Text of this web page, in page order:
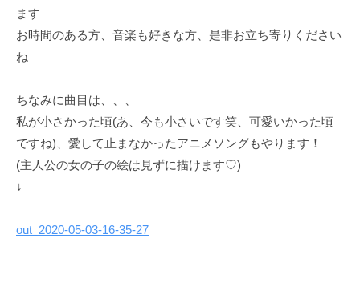
ます
お時間のある方、音楽も好きな方、是非お立ち寄りください
ね
ちなみに曲目は、、、
私が小さかった頃(あ、今も小さいです笑、可愛いかった頃
ですね)、愛して止まなかったアニメソングもやります！
(主人公の女の子の絵は見ずに描けます♡)
↓
out_2020-05-03-16-35-27